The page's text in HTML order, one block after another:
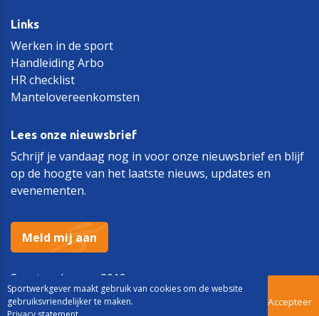
Links
Werken in de sport
Handleiding Arbo
HR checklist
Mantelovereenkomsten
Lees onze nieuwsbrief
Schrijf je vandaag nog in voor onze nieuwsbrief en blijf
op de hoogte van het laatste nieuws, updates en
evenementen.
Meld mij aan
Sportwerkgever 2019
Sportwerkgever maakt gebruik van cookies om de website
gebruiksvriendelijker te maken.
Accepteer